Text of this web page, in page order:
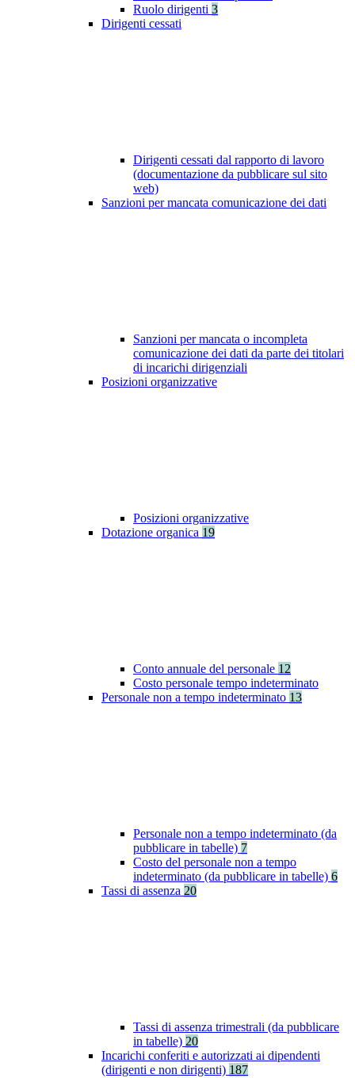
Ruolo dirigenti 3
Dirigenti cessati
Dirigenti cessati dal rapporto di lavoro
(documentazione da pubblicare sul sito
web)
Sanzioni per mancata comunicazione dei dati
Sanzioni per mancata o incompleta
comunicazione dei dati da parte dei titolari
di incarichi dirigenziali
Posizioni organizzative
Posizioni organizzative
Dotazione organica 19
Conto annuale del personale 12
Costo personale tempo indeterminato
Personale non a tempo indeterminato 13
Personale non a tempo indeterminato (da
pubblicare in tabelle) 7
Costo del personale non a tempo
indeterminato (da pubblicare in tabelle) 6
Tassi di assenza 20
Tassi di assenza trimestrali (da pubblicare
in tabelle) 20
Incarichi conferiti e autorizzati ai dipendenti
(dirigenti e non dirigenti) 187